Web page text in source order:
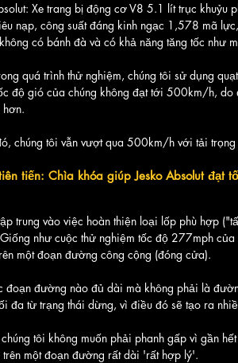
Xe trang bị động cơ V8 5.1 lít trục khuỷu
nạp, công suất đáng kinh ngạc 1,578 mã
có bánh đà và có khả năng tăng tốc như
quá trình thử nghiệm, chúng tôi sử dụng
độ gió của chúng không đạt tới 500km/h, do
chúng tôi vẫn vượt qua 500km/h với tải
tiến: Chìa khóa giúp Jesko Absolut đạt
trung vào việc hoàn thiện loại lốp phù hợp
như cuộc thử nghiệm tốc độ 277mph của
một đoạn đường công cộng (đóng cửa).
đoạn đường nào đủ dài mà không phải là
đa từ trạng thái dừng, vì điều đó sẽ tạo ra
tôi không muốn phải phanh gấp vì gần
một đoạn đường rất dài 'rất hợp lý'.